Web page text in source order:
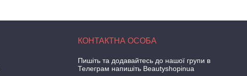
Пишіть та додавайтесь до нашої групи в
Телеграм напишіть Beautyshopinua